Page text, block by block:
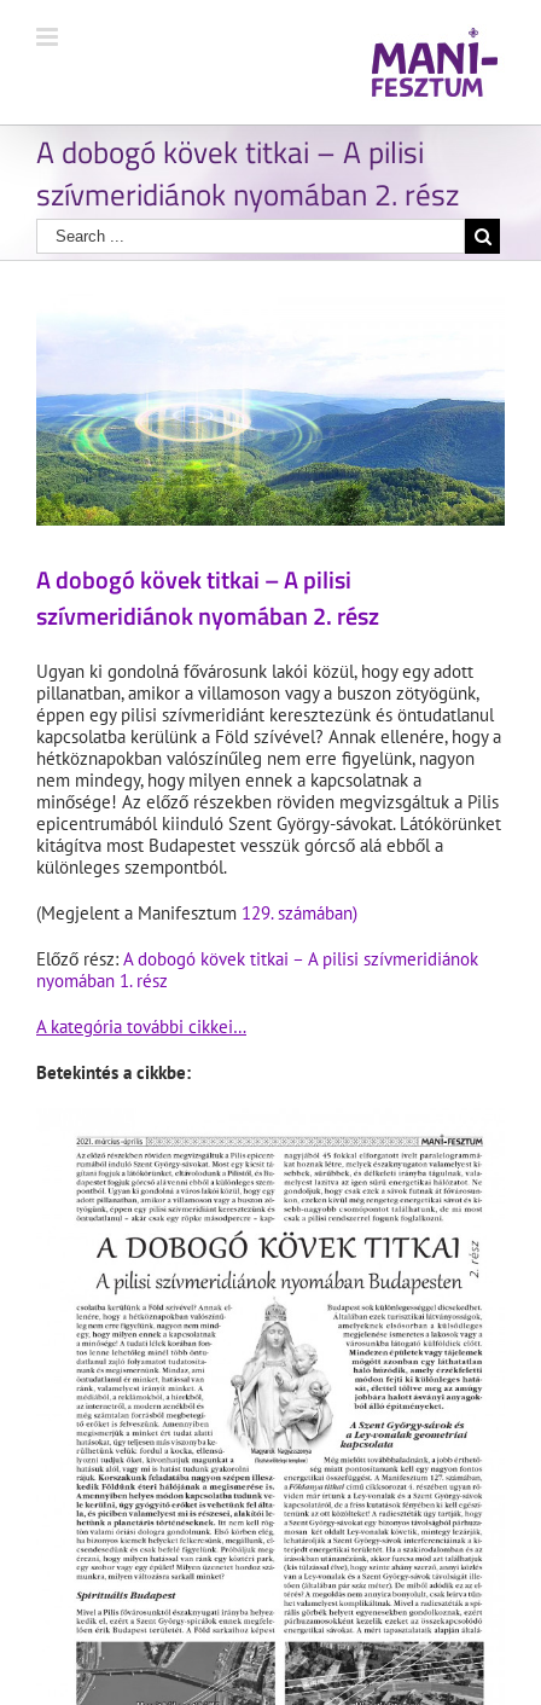
A dobogó kövek titkai – A pilisi
szívmeridiánok nyomában 2. rész
A dobogó kövek titkai – A pilisi
szívmeridiánok nyomában 2. rész
Ugyan ki gondolná fővárosunk lakói közül, hogy egy adott
pillanatban, amikor a villamoson vagy a buszon zötyögünk,
éppen egy pilisi szívmeridiánt keresztezünk és öntudatlanul
kapcsolatba kerülünk a Föld szívével? Annak ellenére, hogy a
hétköznapokban valószínűleg nem erre figyelünk, nagyon
nem mindegy, hogy milyen ennek a kapcsolatnak a
minősége! Az előző részekben röviden megvizsgáltuk a Pilis
epicentrumából kiinduló Szent György-sávokat. Látókörünket
kitágítva most Budapestet vesszük górcső alá ebből a
különleges szempontból.
(Megjelent a Manifesztum 129. számában)
Előző rész: A dobogó kövek titkai – A pilisi szívmeridiánok
nyomában 1. rész
A kategória további cikkei…
Betekintés a cikkbe: